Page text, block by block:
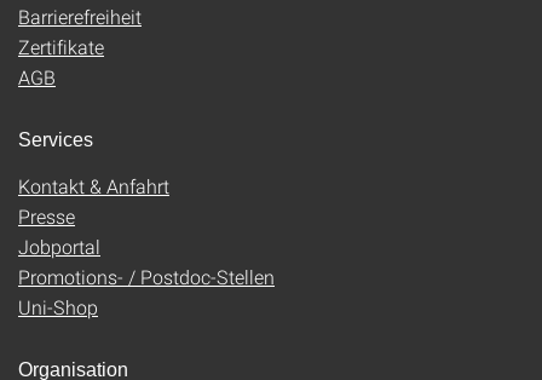
Barrierefreiheit
Zertifikate
AGB
Services
Kontakt & Anfahrt
Presse
Jobportal
Promotions- / Postdoc-Stellen
Uni-Shop
Organisation